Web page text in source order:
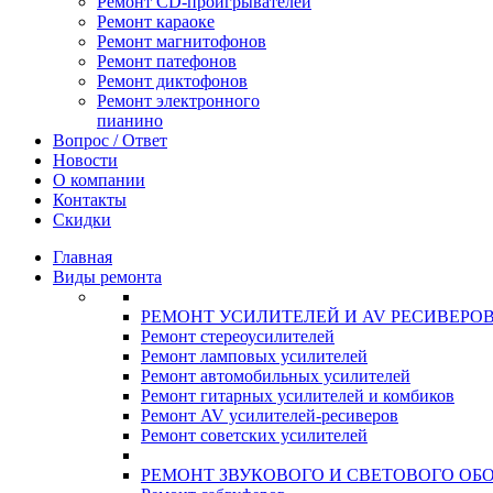
Ремонт караоке
Ремонт магнитофонов
Ремонт патефонов
Ремонт диктофонов
Ремонт электронного
пианино
Вопрос / Ответ
Новости
О компании
Контакты
Скидки
Главная
Виды ремонта
РЕМОНТ УСИЛИТЕЛЕЙ И AV РЕСИВЕРОВ
Ремонт стереоусилителей
Ремонт ламповых усилителей
Ремонт автомобильных усилителей
Ремонт гитарных усилителей и комбиков
Ремонт AV усилителей-ресиверов
Ремонт советских усилителей
РЕМОНТ ЗВУКОВОГО И СВЕТОВОГО